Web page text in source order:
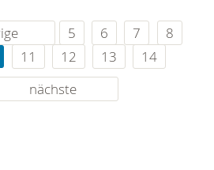
5 6 7
8
11 12 13
14
nächste